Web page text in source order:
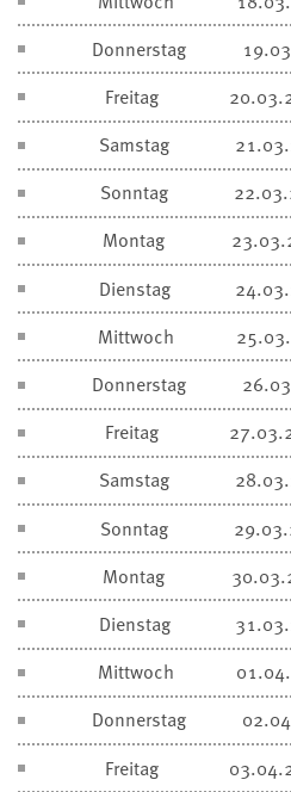
Donnerstag
Freitag
Samstag
Sonntag
Montag
Dienstag
Mittwoch
Donnerstag
Freitag
Samstag
Sonntag
Montag
Dienstag
Mittwoch
Donnerstag
Freitag